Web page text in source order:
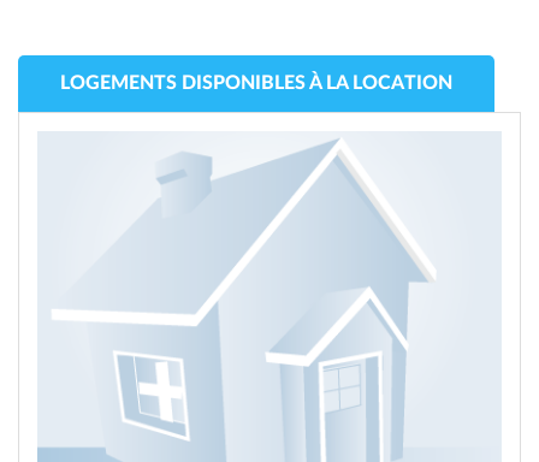
LOGEMENTS DISPONIBLES À LA LOCATION